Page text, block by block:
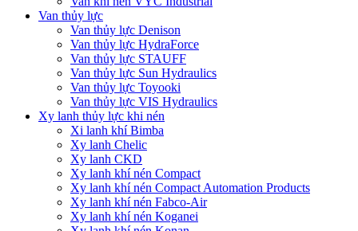
Van thủy lực
Van thủy lực Denison
Van thủy lực HydraForce
Van thủy lực STAUFF
Van thủy lực Sun Hydraulics
Van thủy lực Toyooki
Van thủy lực VIS Hydraulics
Xy lanh thủy lực khi nén
Xi lanh khí Bimba
Xy lanh Chelic
Xy lanh CKD
Xy lanh khí nén Compact
Xy lanh khí nén Compact Automation Products
Xy lanh khí nén Fabco-Air
Xy lanh khí nén Koganei